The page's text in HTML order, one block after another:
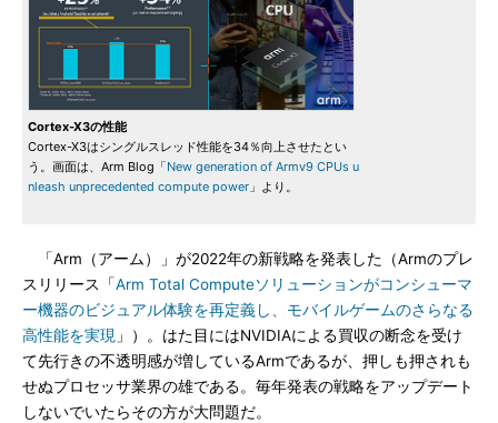
Cortex-X3の性能
Cortex-X3はシングルスレッド性能を34％向上させたとい
う。画面は、Arm Blog「New generation of Armv9 CPUs u
nleash unprecedented compute power 」より。
「Arm（アーム）」が2022年の新戦略を発表した（Armのプレ
スリリース「Arm Total Computeソリューションがコンシューマ
ー機器のビジュアル体験を再定義し、モバイルゲームのさらなる
高性能を実現 」）。はた目にはNVIDIAによる買収の断念を受け
て先行きの不透明感が増しているArmであるが、押しも押されも
せぬプロセッサ業界の雄である。毎年発表の戦略をアップデート
しないでいたらその方が大問題だ。